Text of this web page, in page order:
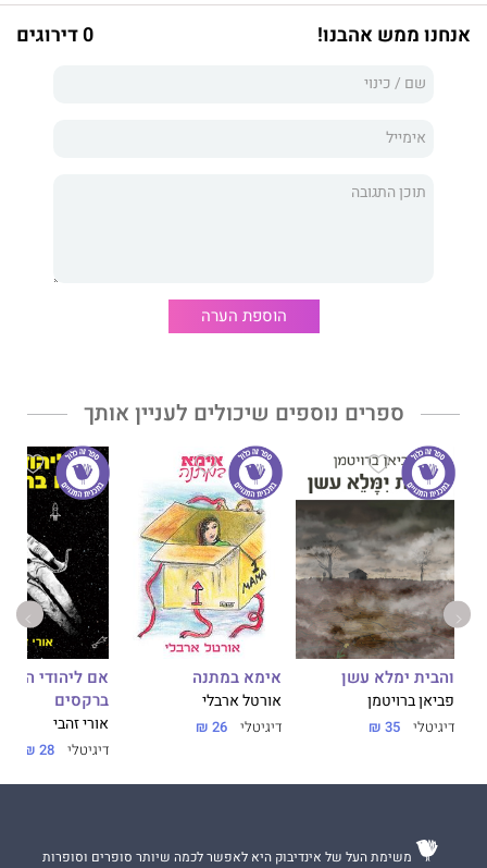
משה לביא
נולד בשנת 1942 בבנגזי שבלוב, עלה לארץ בשנת 1949
היישר למעברת בית ליד בשרון, שירות בנח"ל, מדריך בבית בפר חקלאי
אנחנו ממש אהבנו! 0 דירוגים
הוספת הערה
ספרים נוספים שיכולים לעניין אותך
והבית ימלא עשן
פביאן ברויטמן
דיגיטלי 35 ₪
אימא במתנה
אורטל ארבלי
דיגיטלי 26 ₪
אם ליהודי
ברקסים
אורי זהבי
דיגיטלי 28 ₪
משימת העל של אינדיבוק היא לאפשר לכמה שיותר סופרים וסופרות